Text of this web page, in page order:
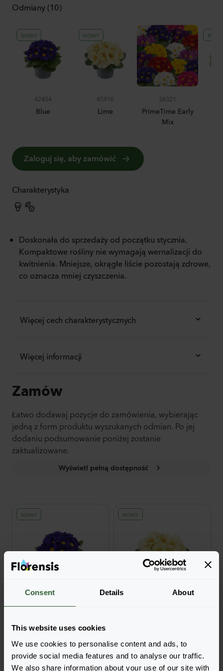
Consent Details About
This website uses cookies
We use cookies to personalise content and ads, to
provide social media features and to analyse our traffic.
We also share information about your use of our site with
Odmiany (10)
NOWY
42404
Blue
NOWY
45910
Lime
38321
PrimeTime Early
Mix
NOWY
Zaloguj się, aby zamówić
Charakterystyka
Doskonała do sprzedaży od początku stycznia.
Kompaktowe rośliny nie wymagają wernalizacji do
kwitnienia. Mniejsze, okrągłe liście pozostają zdrowe,
co oznacza mniej czyszczenia.
Więcej cech charakterystycznych
Więcej informacji
Zamów
Łatwo dodawaj pozycje do zamówienia, wybierając
jedną z form produktu wyszukanych odmian. Po jej
dodaniu podsumowanie poniżej zostanie
zaktualizowane.
Wyświetl pełną dostępność
NOWY
Pharaoh F1
Zaloguj się, aby zamówić
NOWY
NOWY